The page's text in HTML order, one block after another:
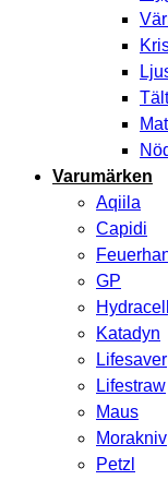
Varumärken
Aqiila
Capidi
GP
Hydracell
Katadyn
Lifesaver
Lifestraw
Maus
Morakniv
Petzl